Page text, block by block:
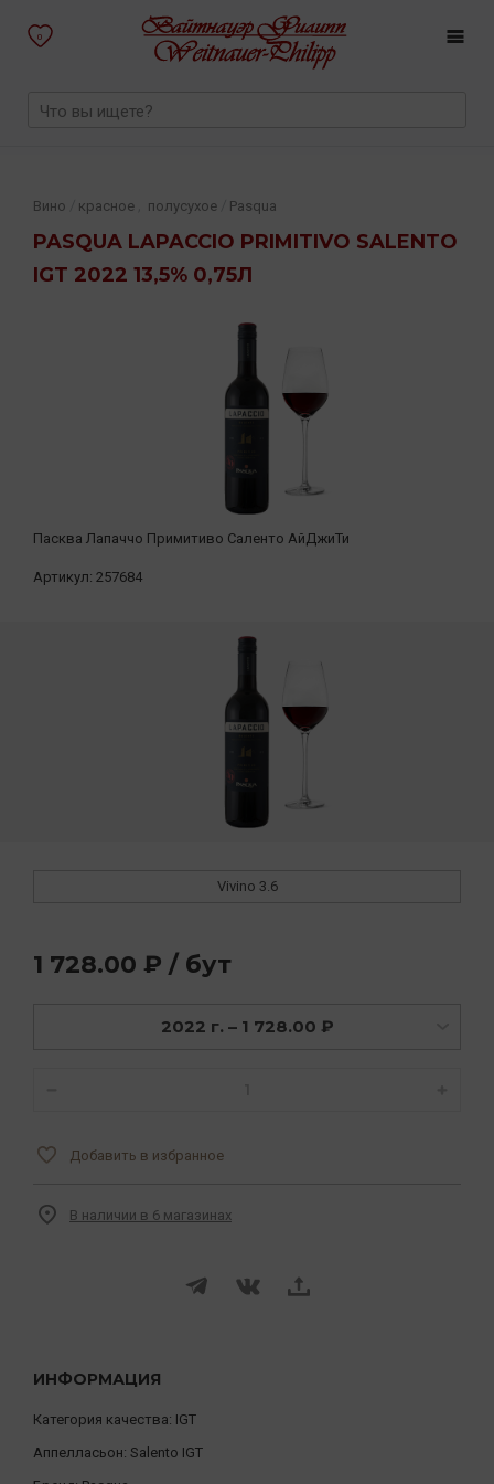
0
PASQUA LAPACCIO PRIMITIVO SALENTO
IGT 2022 13,5% 0,75Л
Вино красное полусухое Pasqua
Пасква Лапаччо Примитиво Саленто АйДжиТи
Артикул: 257684
Vivino 3.6
ИНФОРМАЦИЯ
Категория качества: IGT
Аппелласьон: Salento IGT
1 728.00 ₽ / бут
2022 г. – 1 728.00 ₽
Добавить в избранное
В наличии в 6 магазинах